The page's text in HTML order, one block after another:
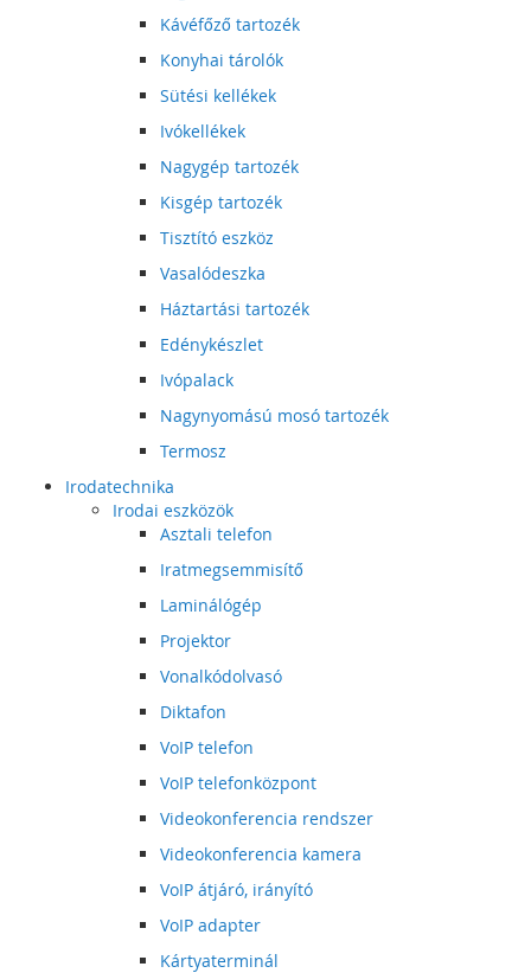
Kávéfőző tartozék
Konyhai tárolók
Sütési kellékek
Ivókellékek
Nagygép tartozék
Kisgép tartozék
Tisztító eszköz
Vasalódeszka
Háztartási tartozék
Edénykészlet
Ivópalack
Nagynyomású mosó tartozék
Termosz
Irodatechnika
Irodai eszközök
Asztali telefon
Iratmegsemmisítő
Laminálógép
Projektor
Vonalkódolvasó
Diktafon
VoIP telefon
VoIP telefonközpont
Videokonferencia rendszer
Videokonferencia kamera
VoIP átjáró, irányító
VoIP adapter
Kártyaterminál